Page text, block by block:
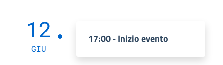
12
GIU
17:00 - Inizio evento